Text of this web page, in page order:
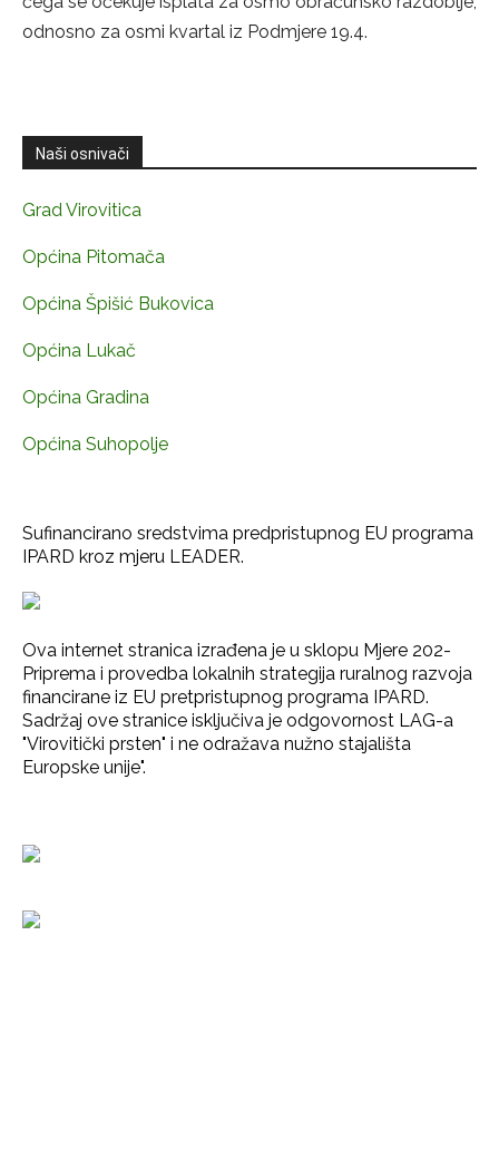
odnosno za osmi kvartal iz Podmjere 19.4.
Naši osnivači
Grad Virovitica
Općina Pitomača
Općina Špišić Bukovica
Općina Lukač
Općina Gradina
Općina Suhopolje
Sufinancirano sredstvima predpristupnog EU programa
IPARD kroz mjeru LEADER.
Ova internet stranica izrađena je u sklopu Mjere 202-
Priprema i provedba lokalnih strategija ruralnog razvoja
financirane iz EU pretpristupnog programa IPARD.
Sadržaj ove stranice isključiva je odgovornost LAG-a
"Virovitički prsten" i ne odražava nužno stajališta
Europske unije".